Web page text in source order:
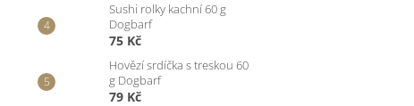
Sushi rolky kachní 60 g
Dogbarf
75 Kč
Hovězí srdíčka s treskou 60
g Dogbarf
79 Kč